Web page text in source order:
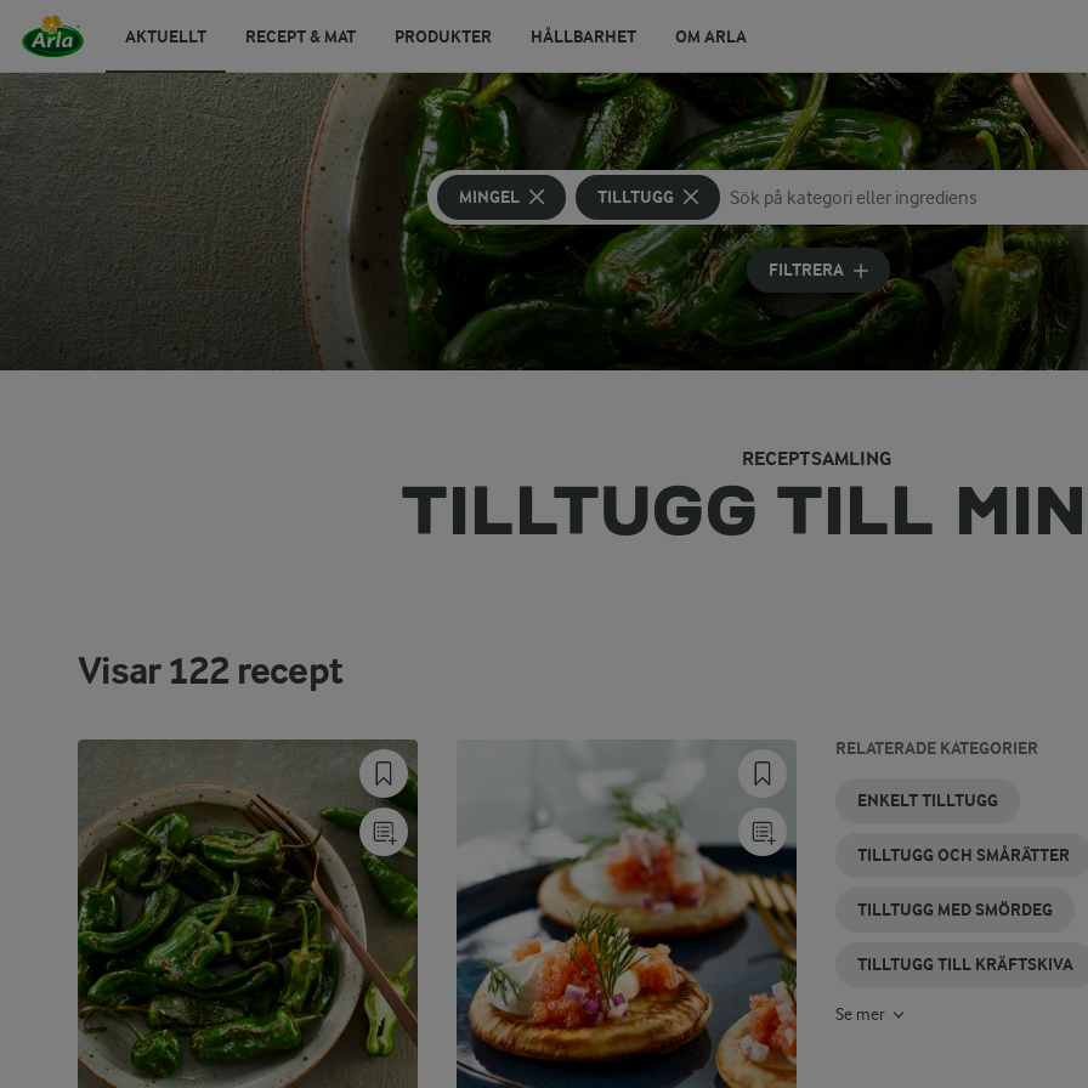
AKTUELLT RECEPT & MAT PRODUKTER HÅLLBARHET OM ARLA
MINGEL TILLTUGG
Sök på kategori eller ingrediens
Skriv in sökord för att få förslag
FILTRERA
RECEPTSAMLING
TILLTUGG TILL
Visar122 recept
RELATERADE KATEGORIER
ENKELT TILLTUGG
TILLTUGG OCH SMÅRÄTTER
TILLTUGG MED SMÖRDEG
TILLTUGG TILL KRÄFTSKIVA
MINGELMAT
GLÖGGMINGEL
ITALIENSKA
TILLTUGG
NACHOS
SOM
TILLTUGG
SMÅRÄTTER
MED RÄKOR
LÄTT
TILLTUGG
Se mer